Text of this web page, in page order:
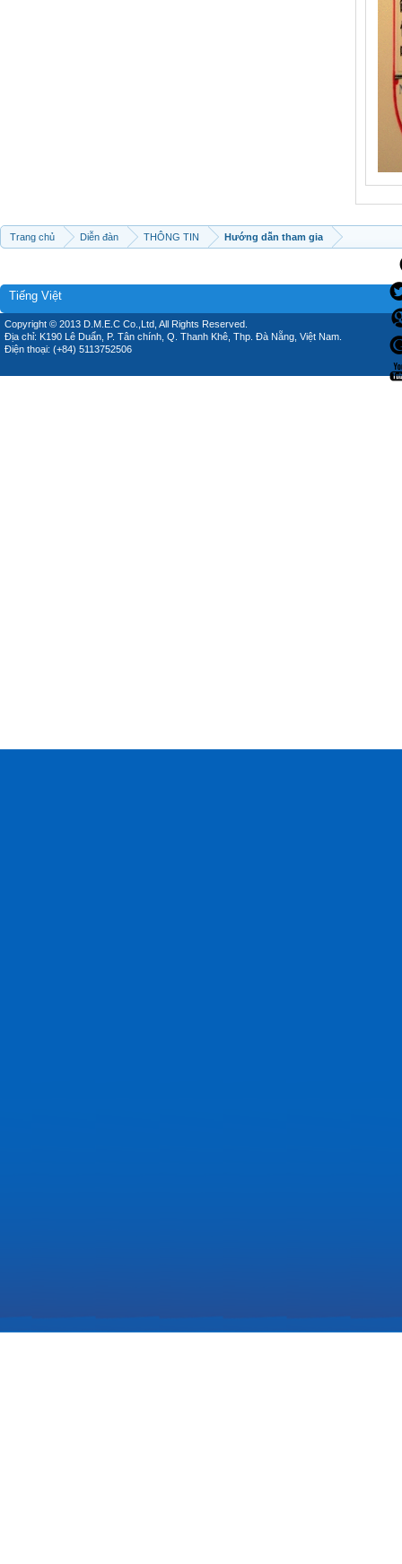
Trang chủ Diễn đàn THÔNG TIN Hướng dẫn tham gia
Tiếng Việt
Copyright © 2013 D.M.E.C Co.,Ltd, All Rights Reserved.
Địa chỉ: K190 Lê Duẩn, P. Tân chính, Q. Thanh Khê, Thp. Đà Nẵng, Việt Nam.
Điện thoại: (+84) 5113752506